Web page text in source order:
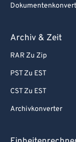
Archiv & Zeit
RAR Zu Zip
PST Zu EST
CST Zu EST
Archivkonverter